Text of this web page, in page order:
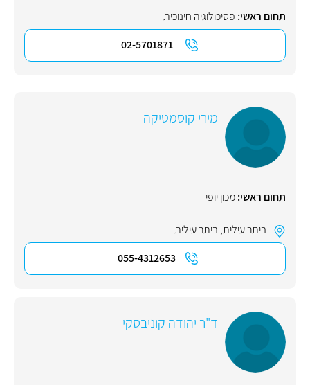
תחום ראשי: פסיכולוגיה חינוכית
02-5701871
מירי קוסמטיקה
תחום ראשי:מכון יופי
ביתר עילית,ביתר עילית
055-4312653
ד"ר יהודה קוניבסקי